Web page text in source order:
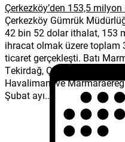
Çerkezköy’den 153,5
Çerkezköy Gümrük
42 bin 52 dolar ithalat, 153
ihracat olmak üzere toplam
ticaret gerçekleşti. Batı
Tekirdağ, Çerkezköy,
Havalimanı ve
Şubat ayı...